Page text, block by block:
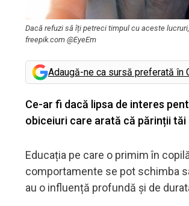
Dacă refuzi să îți petreci timpul cu aceste
freepik.com @EyeEm
Adaugă-ne ca sursă preferată în
Ce-ar fi dacă lipsa de interes
obiceiuri care arată că părinții
Educația pe care o primim în
comportamente se pot schimba
au o influență profundă și de